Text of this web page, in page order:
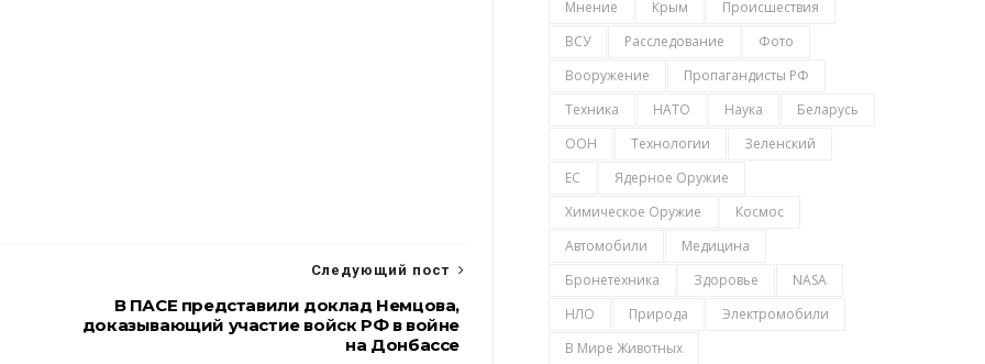
Следующий пост
В ПАСЕ представили доклад Немцова,
доказывающий участие войск РФ в войне
на Донбассе
Мнение
Крым
Происшествия
ВСУ
Расследование
Фото
Вооружение
Пропагандисты РФ
Техника
НАТО Наука
Беларусь
ООН
Технологии
Зеленский
ЕС
Ядерное Оружие
Химическое Оружие
Космос
Автомобили
Медицина
Бронетехника
Здоровье
NASA
НЛО
Природа
Электромобили
В Мире Животных